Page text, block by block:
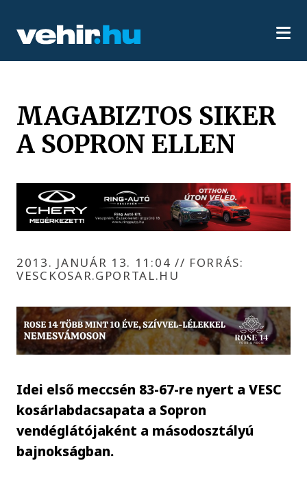
MAGABIZTOS SIKER
A SOPRON ELLEN
2013. JANUÁR 13. 11:04 // FORRÁS:
VESCKOSAR.GPORTAL.HU
Idei első meccsén 83-67-re nyert a VESC
kosárlabdacsapata a Sopron
vendéglátójaként a másodosztályú
bajnokságban.